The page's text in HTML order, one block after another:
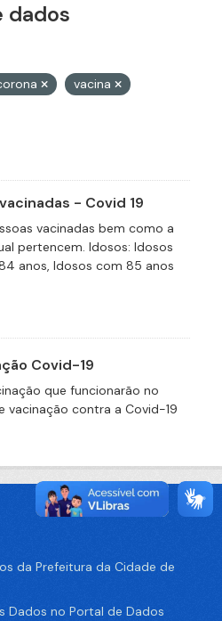
dados
vacina
- Covid 19
vacinadas bem como a
pertencem. Idosos: Idosos
anos, Idosos com 85 anos
Covid-19
que funcionarão no
vacinação contra a Covid-19
da Prefeitura da Cidade de
Dados no Portal de Dados